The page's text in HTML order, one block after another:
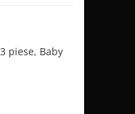
piese, Baby